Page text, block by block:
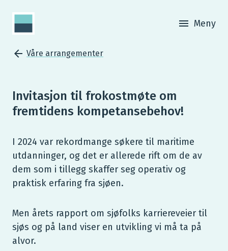
Meny
Våre arrangementer
Invitasjon til frokostmøte om
fremtidens kompetansebehov!
I 2024 var rekordmange søkere til maritime
utdanninger, og det er allerede rift om de av
dem som i tillegg skaffer seg operativ og
praktisk erfaring fra sjøen.
Men årets rapport om sjøfolks karriereveier til
sjøs og på land viser en utvikling vi må ta på
alvor.